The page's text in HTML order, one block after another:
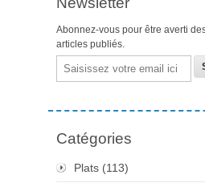
Abonnez-vous pour être averti
articles publiés.
Email
Catégories
Plats (113)